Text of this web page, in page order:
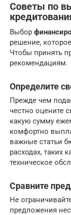
Советы по
Выбор
решение,
Чтобы принять
рекомендациям.
Определите
Прежде чем
честно оцените
какую сумму
комфортно
важные статьи
расходах, таких
техническое
Сравните
Не
предложения